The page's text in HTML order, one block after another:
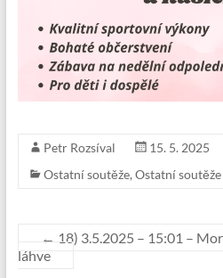
Petr Rozsíval
15. 5. 2025
Ostatní soutěže, Ostatní soutěže
← 18) 3.5.2025 – 15:01 –
láhve